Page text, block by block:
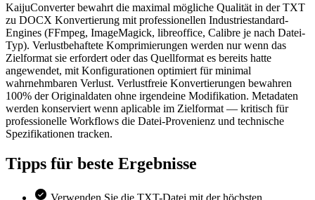
KaijuConverter bewahrt die maximal mögliche Qualität in der TXT
zu DOCX Konvertierung mit professionellen Industriestandard-
Engines (FFmpeg, ImageMagick, libreoffice, Calibre je nach Datei-
Typ). Verlustbehaftete Komprimierungen werden nur wenn das
Zielformat sie erfordert oder das Quellformat es bereits hatte
angewendet, mit Konfigurationen optimiert für minimal
wahrnehmbaren Verlust. Verlustfreie Konvertierungen bewahren
100% der Originaldaten ohne irgendeine Modifikation. Metadaten
werden konserviert wenn aplicable im Zielformat — kritisch für
professionelle Workflows die Datei-Provenienz und technische
Spezifikationen tracken.
Tipps für beste Ergebnisse
Verwenden Sie die TXT-Datei mit der höchsten